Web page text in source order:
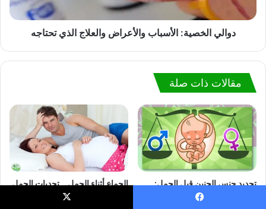
دوالي الخصية: الأسباب والأعراض والعلاج الذي تحتاجه
مقالات ذات صلة
تحديد جنس الجنين قبل الحمل:
أحدث 6 تقنيات طبية لتحديد جنس
الجماع أثناء الحمل .. تحديات الحمل
وكيفية تجاوزها بنجاح